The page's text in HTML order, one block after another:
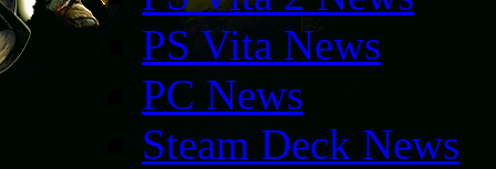
PS Vita News
PC News
Steam Deck News